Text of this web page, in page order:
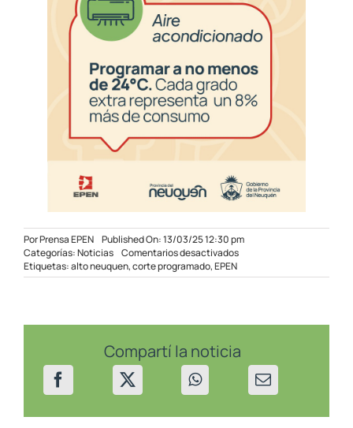
PorPrensa EPEN Published On: 13/03/25 12:30 pm
Categorías:Noticias Comentarios desactivadosen
de
Manzano
Amargo
Varvarco
Etiquetas:alto neuquen,corte programado,EPEN
Compartí la noticia